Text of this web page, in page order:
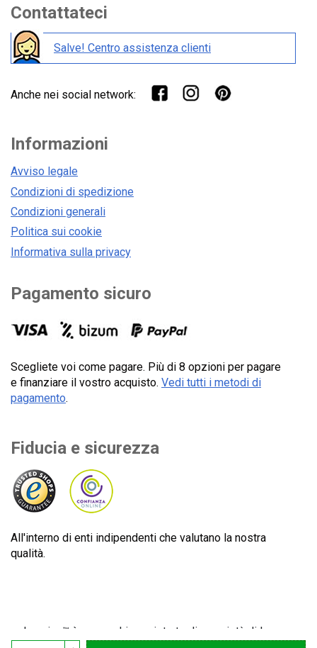
Contattateci
Salve! Centro assistenza clienti
Anche nei social network:
Informazioni
Avviso legale
Condizioni di spedizione
Condizioni generali
Politica sui cookie
Informativa sulla privacy
Pagamento sicuro
Scegliete voi come pagare. Più di 8 opzioni per pagare
e finanziare il vostro acquisto. Vedi tutti i metodi di
pagamento.
Fiducia e sicurezza
All'interno di enti indipendenti che valutano la nostra
qualità.
Lecuine™ è un marchio registrato di proprietà di Lecom